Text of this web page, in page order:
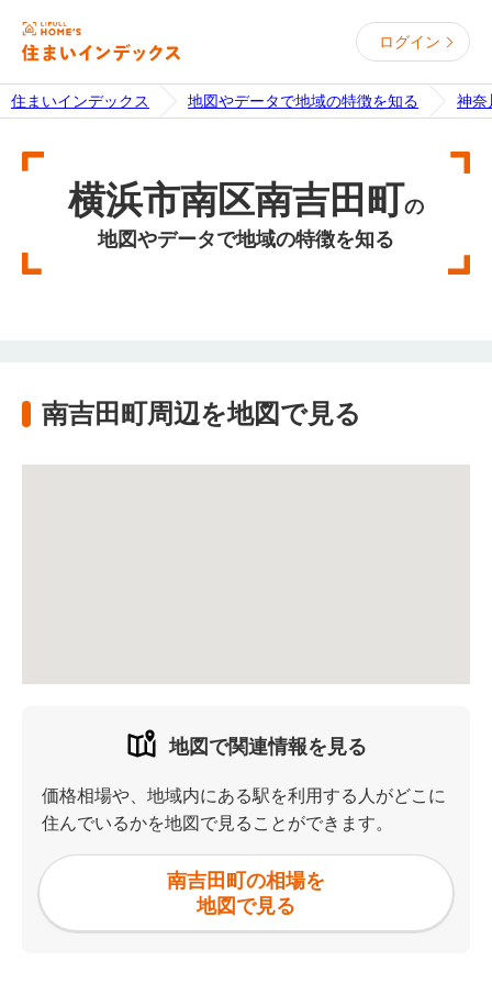
ログイン
住まいインデックス 地図やデータで地域の特徴を知る 神奈
横浜市南区南吉田町の
地図やデータで地域の特徴を知る
南吉田町周辺を地図で見る
地図で関連情報を見る
価格相場や、地域内にある駅を利用する人がどこに
住んでいるかを地図で見ることができます。
南吉田町の相場を
地図で見る